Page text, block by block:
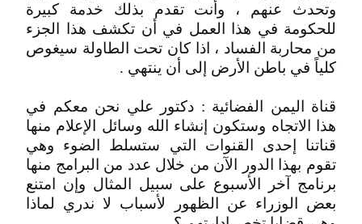
وتحدث عنهم ، وأنت تقدم بذلك خدمة كبيرة
للحكومة في هذا العمل في أن تكشف هذا الجزء
من محاربة الفساد ، اذا كان تحت الطاولة سيغوص
كلياً في باطن الأرض إلى أن ينتهي .
قناة اليمن الفضائية : دكتور علي نحن معكم في
هذا الاتجاه وستكون إنشاء الله وسائل الإعلام منها
قناتنا إحدى القنوات التي ستسلط الضوء وهي
تقوم بهذا الدور الآن من خلال عدد من البرامج منها
برنامج آخر الأسبوع على سبيل المثال وإن امتنع
بعض الوزراء عن الظهور لأسباب لا ندري لماذا